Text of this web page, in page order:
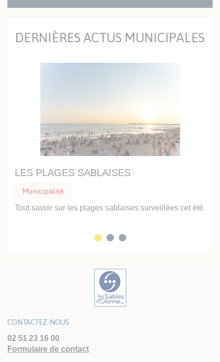
DERNIÈRES ACTUS MUNICIPALES
LES PLAGES SABLAISES
Municipalité
Tout savoir sur les plages sablaises surveillées cet été.
CONTACTEZ-NOUS
02 51 23 16 00
Formulaire de contact